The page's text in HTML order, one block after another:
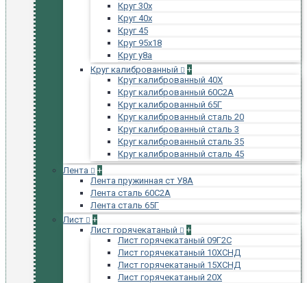
Круг 30х
Круг 40х
Круг 45
Круг 95х18
Круг у8а
Круг калиброванный
+
Круг калиброванный 40Х
Круг калиброванный 60С2А
Круг калиброванный 65Г
Круг калиброванный сталь 20
Круг калиброванный сталь 3
Круг калиброванный сталь 35
Круг калиброванный сталь 45
Лента
+
Лента пружинная ст У8А
Лента сталь 60С2А
Лента сталь 65Г
Лист
+
Лист горячекатаный
+
Лист горячекатаный 09Г2С
Лист горячекатаный 10ХСНД
Лист горячекатаный 15ХСНД
Лист горячекатаный 20Х